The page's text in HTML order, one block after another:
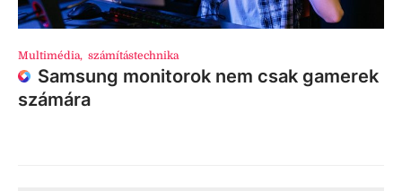
Multimédia, számítástechnika
Samsung monitorok nem csak gamerek
számára